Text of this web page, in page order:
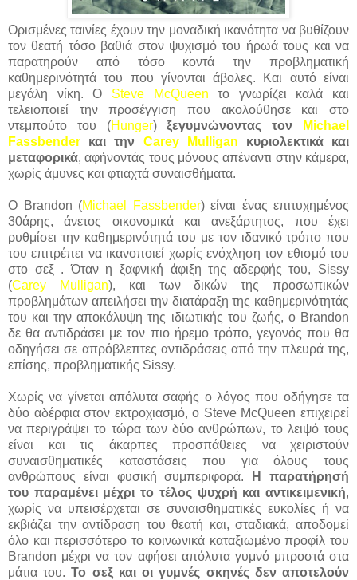
Ορισμένες ταινίες έχουν την μοναδική ικανότητα να βυθίζουν
τον θεατή τόσο βαθιά στον ψυχισμό του ήρωά τους και να
παρατηρούν από τόσο κοντά την προβληματική
καθημερινότητά του που γίνονται άβολες. Και αυτό είναι
μεγάλη νίκη. Ο Steve McQueen το γνωρίζει καλά και
τελειοποιεί την προσέγγιση που ακολούθησε και στο
ντεμπούτο του (Hunger)ξεγυμνώνοντας τον
Michael
Fassbender και την Carey Mulligan κυριολεκτικά και
μεταφορικά, αφήνοντάς τους μόνους απέναντι στην κάμερα,
χωρίς άμυνες και φτιαχτά συναισθήματα.
Ο Brandon (Michael Fassbender) είναι ένας επιτυχημένος
30άρης, άνετος οικονομικά και ανεξάρτητος, που έχει
ρυθμίσει την καθημερινότητά του με τον ιδανικό τρόπο που
του επιτρέπει να ικανοποιεί χωρίς ενόχληση τον εθισμό του
στο σεξ . Όταν η ξαφνική άφιξη της αδερφής του, Sissy
(Carey Mulligan), και των δικών της προσωπικών
προβλημάτων απειλήσει την διατάραξη της καθημερινότητάς
του και την αποκάλυψη της ιδιωτικής του ζωής, ο Brandon
δε θα αντιδράσει με τον πιο ήρεμο τρόπο, γεγονός που θα
οδηγήσει σε απρόβλεπτες αντιδράσεις από την πλευρά της,
επίσης, προβληματικής Sissy.
Χωρίς να γίνεται απόλυτα σαφής ο λόγος που οδήγησε τα
δύο αδέρφια στον εκτροχιασμό, ο Steve McQueen επιχειρεί
να περιγράψει το τώρα των δύο ανθρώπων, το λειψό τους
είναι και τις άκαρπες προσπάθειες να χειριστούν
συναισθηματικές καταστάσεις που για όλους τους
ανθρώπους είναι φυσική συμπεριφορά.
Η παρατήρησή
του παραμένει μέχρι το τέλος ψυχρή και αντικειμενική,
χωρίς να υπεισέρχεται σε συναισθηματικές ευκολίες ή να
εκβιάζει την αντίδραση του θεατή και, σταδιακά, αποδομεί
όλο και περισσότερο το κοινωνικά καταξιωμένο προφίλ του
Brandon μέχρι να τον αφήσει απόλυτα γυμνό μπροστά στα
μάτια του.Το σεξ και οι γυμνές σκηνές δεν αποτελούν